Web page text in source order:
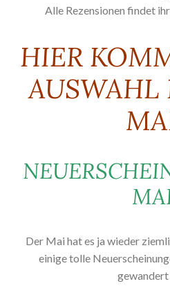
Alle Rezensionen findet
HIER
AUSWAHL
Der Mai hat es ja wieder
einige tolle
gewandert